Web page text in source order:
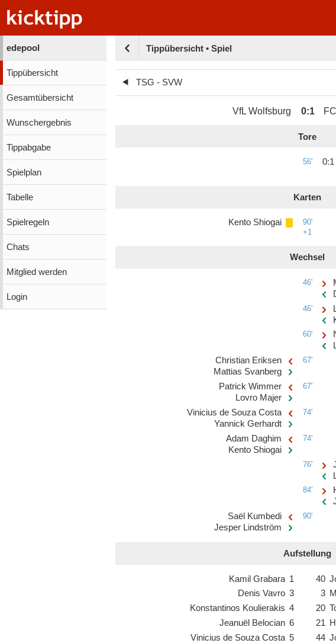
edepool
Tippübersicht
Gesamtübersicht
Wunschergebnis
Tippabgabe
Spielplan
Tabelle
Spielregeln
Chats
Mitglied werden
Login
Tippübersicht • Spiel
TSG - SVW
VfL Wolfsburg 0:1
Tore
56' 0:1
Karten
Kento Shiogai
90'
+1
Wechsel
46'
46'
60'
Christian Eriksen
Mattias Svanberg
67'
Patrick Wimmer
Lovro Majer
67'
Vinicius de Souza Costa
Yannick Gerhardt
74'
Adam Daghim
Kento Shiogai
74'
76'
84'
Saël Kumbedi
Jesper Lindström
90'
Aufstellung
Kamil Grabara 1 40
Denis Vavro 3 3
Konstantinos Koulierakis 4 20
Jeanuël Belocian 6 21
Vinicius de Souza Costa 5 44